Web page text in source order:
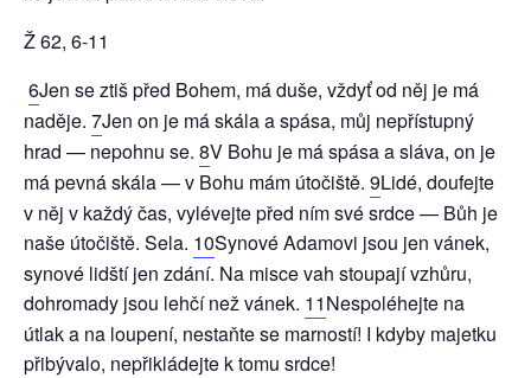
Ž 62, 6-11
6Jen se ztiš před Bohem, má duše, vždyť od něj je má
naděje. 7Jen on je má skála a spása, můj nepřístupný
hrad — nepohnu se. 8V Bohu je má spása a sláva, on je
má pevná skála — v Bohu mám útočiště. 9Lidé, doufejte
v něj v každý čas, vylévejte před ním své srdce — Bůh je
naše útočiště. Sela. 10Synové Adamovi jsou jen vánek,
synové lidští jen zdání. Na misce vah stoupají vzhůru,
dohromady jsou lehčí než vánek. 11Nespoléhejte na
útlak a na loupení, nestaňte se marností! I kdyby majetku
přibývalo, nepřikládejte k tomu srdce!